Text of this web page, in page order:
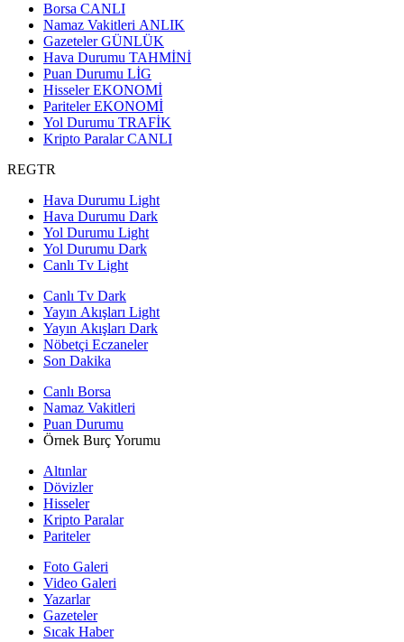
Borsa CANLI
Namaz Vakitleri ANLIK
GazetelerGÜNLÜK
Hava Durumu TAHMİNİ
Puan Durumu LİG
HisselerEKONOMİ
ParitelerEKONOMİ
Yol Durumu TRAFİK
Kripto ParalarCANLI
REGTR
Hava Durumu Light
Hava Durumu Dark
Yol Durumu Light
Yol Durumu Dark
Canlı Tv Light
Canlı Tv Dark
Yayın Akışları Light
Yayın Akışları Dark
Nöbetçi Eczaneler
Son Dakika
Canlı Borsa
Namaz Vakitleri
Puan Durumu
Örnek Burç Yorumu
Altınlar
Dövizler
Hisseler
Kripto Paralar
Pariteler
Foto Galeri
Video Galeri
Yazarlar
Gazeteler
Sıcak Haber